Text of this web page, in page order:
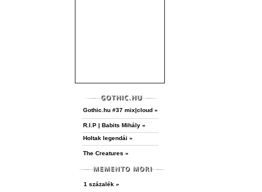
Gothic.hu #37 mix|cloud »
R.I.P | Babits Mihály »
Holtak legendái »
The Creatures »
1 százalék »